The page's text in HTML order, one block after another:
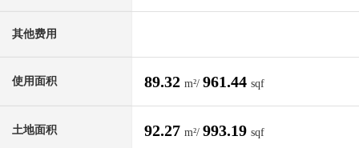
其他费用
使用面积 89.32 m²/ 961.44 sqf
土地面积 92.27 m²/ 993.19 sqf